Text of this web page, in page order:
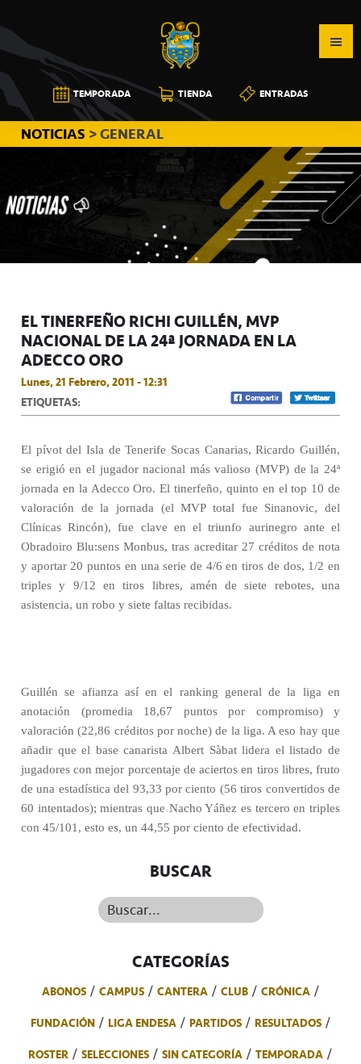
a
la
navegación
principal
al
contenido
principal
a
la
barra
lateral
principal
CB
CANARIAS
TEMPORADA TIENDA ENTRADAS
NOTICIAS > GENERAL
EL TINERFEÑO RICHI GUILLÉN, MVP
NACIONAL DE LA 24ª JORNADA EN LA
ADECCO ORO
Lunes, 21 Febrero, 2011 - 12:31
ETIQUETAS:
El pívot del Isla de Tenerife Socas Canarias, Ricardo Guillén,
se erigió en el jugador nacional más valioso (MVP) de la 24ª
jornada en la Adecco Oro. El tinerfeño, quinto en el top 10 de
valoración de la jornada (el MVP total fue Sinanovic, del
Clínicas Rincón), fue clave en el triunfo aurinegro ante el
Obradoiro Blu:sens Monbus, tras acreditar 27 créditos de nota
y aportar 20 puntos en una serie de 4/6 en tiros de dos, 1/2 en
triples y 9/12 en tiros libres, amén de siete rebotes, una
asistencia, un robo y siete faltas recibidas.
Guillén se afianza así en el ranking general de la liga en
anotación (promedia 18,67 puntos por compromiso) y
valoración (22,86 créditos por noche) de la liga. A eso hay que
añadir que el base canarista Albert Sàbat lidera el listado de
jugadores con mejor porcentaje de aciertos en tiros libres, fruto
de una estadística del 93,33 por ciento (56 tiros convertidos de
60 intentados); mientras que Nacho Yáñez es tercero en triples
con 45/101, esto es, un 44,55 por ciento de efectividad.
BUSCAR
Buscar...
CATEGORÍAS
ABONOS CAMPUS CANTERA CLUB
CRÓNICA
FUNDACIÓN
LIGA ENDESA PARTIDOS
RESULTADOS
ROSTER
SELECCIONES SIN CATEGORÍA
TEMPORADA